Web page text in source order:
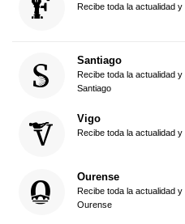
Recibe toda la actualidad
Santiago
Recibe toda la actualidad
Santiago
Vigo
Recibe toda la actualidad
Ourense
Recibe toda la actualidad
Ourense